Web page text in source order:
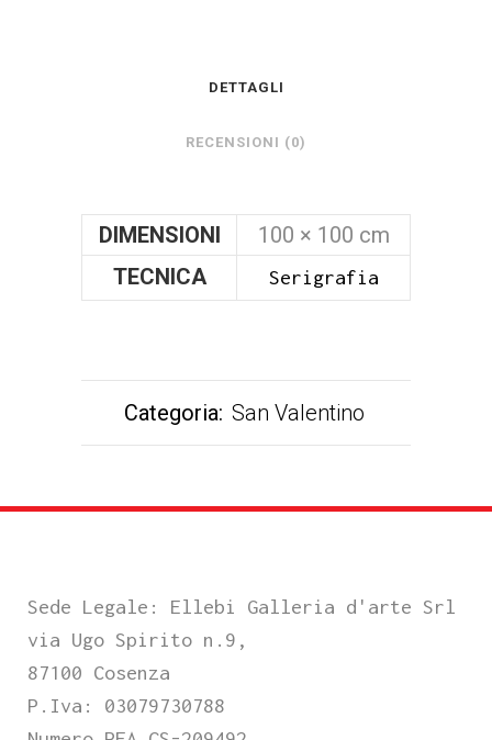
DETTAGLI
RECENSIONI (0)
DIMENSIONI
100 × 100 cm
TECNICA
Serigrafia
Categoria: San Valentino
Sede Legale: Ellebi Galleria d'arte Srl
via Ugo Spirito n.9,
87100 Cosenza
P.Iva: 03079730788